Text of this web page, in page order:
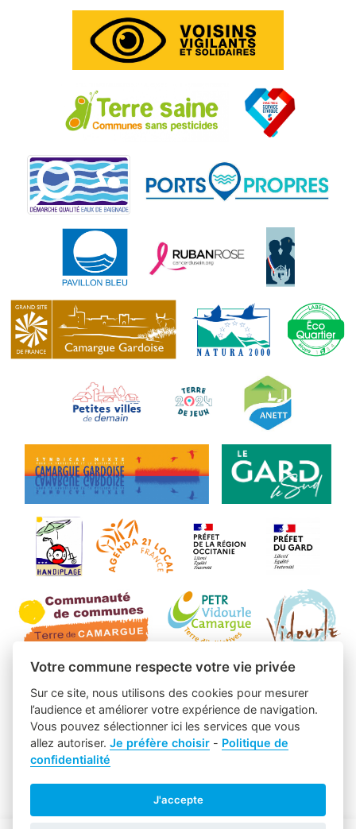
Votre commune respecte votre vie privée
Sur ce site, nous utilisons des cookies pour mesurer
l’audience et améliorer votre expérience de navigation.
Vous pouvez sélectionner ici les services que vous
allez autoriser.Je préfère choisir - Politique de
confidentialité
J'accepte